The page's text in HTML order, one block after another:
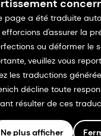
page a été traduite
efforcions d'assurer la
ou déformer le
veuillez vous
les traductions
décline toute
résulter de ces
Ne plus afficher